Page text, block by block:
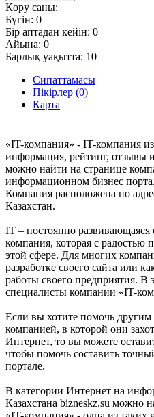
Көру саны:
Бүгін: 0
Бір аптадан кейін: 0
Айына: 0
Барлық уақытта: 10
Сипаттамасы
Пікірлер (0)
Карта
«IT-компания» - IT-компания
информация, рейтинг, отзывы
можно найти на странице
информационном бизнес
Компания расположена по
Казахстан.
IT – постоянно
компания, которая с радостью
этой сфере. Для многих
разработке своего сайта или
работы своего предприятия. В
специалисты компании «IT-
Если вы хотите помочь другим
компанией, в которой они
Интернет, то вы можете
чтобы помочь составить
портале.
В категории Интернет на
Казахстана bizneskz.su можно